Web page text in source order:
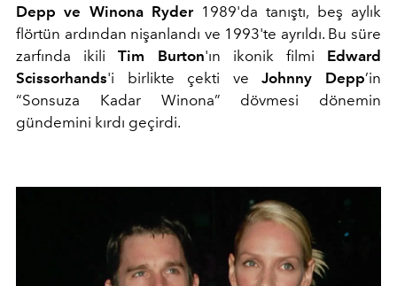
Depp ve Winona Ryder1989'da tanıştı, beş aylık
flörtün ardından nişanlandı ve 1993'te ayrıldı. Bu süre
zarfında ikiliTim Burton'ın ikonik filmi Edward
Scissorhands'i birlikte çekti veJohnny Depp’in
“Sonsuza Kadar Winona” dövmesi dönemin
gündemini kırdı geçirdi.